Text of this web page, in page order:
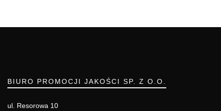
BIURO PROMOCJI JAKOŚCI SP. Z O.O.
ul. Resorowa 10